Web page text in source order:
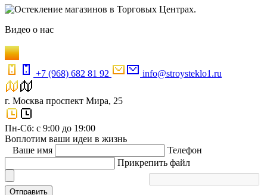
Видео о нас
+7 (968) 682 81 92 info@stroysteklo1.ru
г. Москва проспект Мира, 25
Пн-Сб: с 9:00 до 19:00
Воплотим ваши идеи в жизнь
Ваше имя
Телефон
Прикрепить файл
Отправить